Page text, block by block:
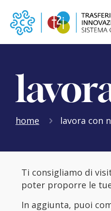
home lavora con
Ti consigliamo di
poter proporre le
In aggiunta, puoi